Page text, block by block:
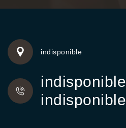
indisponible
indisponible
indisponible